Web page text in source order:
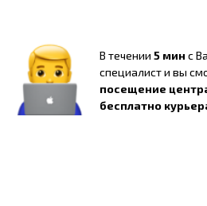
В течении 5 мин с
специалист и вы
посещение
бесплатно